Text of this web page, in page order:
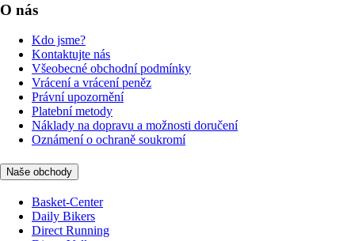
O nás
Kdo jsme?
Kontaktujte nás
Všeobecné obchodní podmínky
Vrácení a vrácení peněz
Právní upozornění
Platební metody
Náklady na dopravu a možnosti doručení
Oznámení o ochraně soukromí
Naše obchody
Basket-Center
Daily Bikers
Direct Running